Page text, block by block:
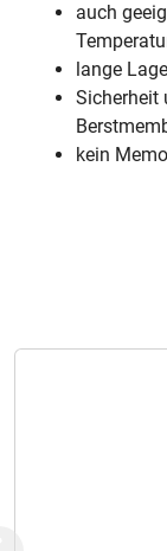
auch
lange
Sicherheit
kein